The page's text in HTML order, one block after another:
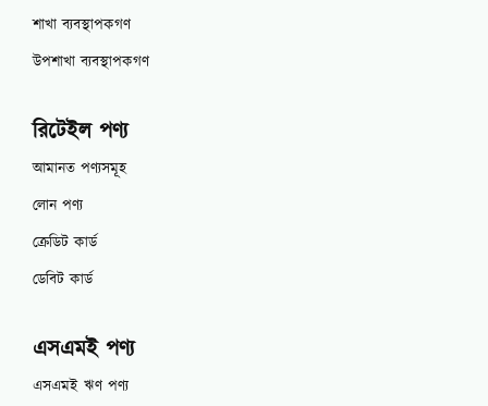
শাখা ব্যবস্থাপকগণ
উপশাখা ব্যবস্থাপকগণ
রিটেইল পণ্য
আমানত পণ্যসমূহ
লোন পণ্য
ক্রেডিট কার্ড
ডেবিট কার্ড
এসএমই পণ্য
এসএমই ঋণ পণ্য